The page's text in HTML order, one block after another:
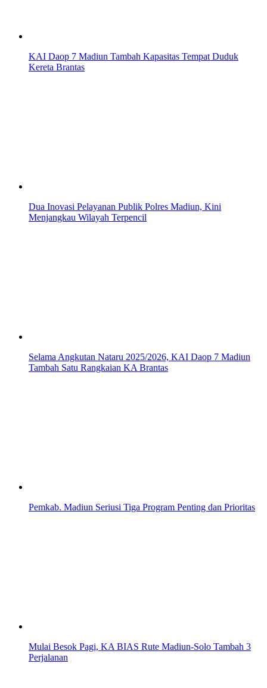
KAI Daop 7 Madiun Tambah Kapasitas Tempat Duduk
Kereta Brantas
Dua Inovasi Pelayanan Publik Polres Madiun, Kini
Menjangkau Wilayah Terpencil
Selama Angkutan Nataru 2025/2026, KAI Daop 7 Madiun
Tambah Satu Rangkaian KA Brantas
Pemkab. Madiun Seriusi Tiga Program Penting dan Prioritas
Mulai Besok Pagi, KA BIAS Rute Madiun-Solo Tambah 3
Perjalanan